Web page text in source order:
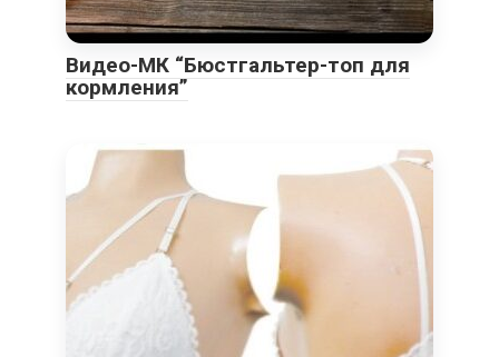
Видео-МК “Бюстгальтер-топ для
кормления”